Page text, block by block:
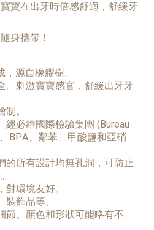
寶在出牙時倍感舒適，舒緩牙
身攜帶！
，源自橡膠樹。
。刺激寶寶感官，舒緩出牙牙
。
經必維國際檢驗集團 (Bureau
、 BPA、鄰苯二甲酸鹽和亞硝
的所有設計均無孔洞，可防止
環境友好。
飾品等。
節。顏色和形狀可能略有不